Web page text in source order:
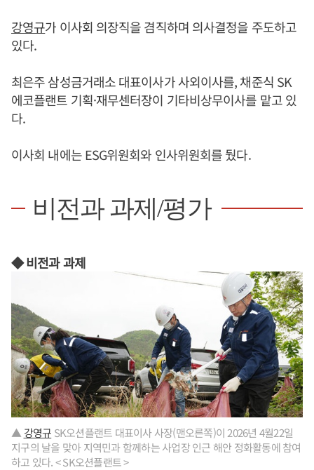
강영규가 이사회 의장직을 겸직하며 의사결정을 주도하고
있다.
최은주 삼성금거래소 대표이사가 사외이사를, 채준식 SK
에코플랜트 기획·재무센터장이 기타비상무이사를 맡고 있
다.
이사회 내에는 ESG위원회와 인사위원회를 뒀다.
비전과 과제/평가
◆ 비전과 과제
▲ 강영규 SK오션플랜트 대표이사 사장(맨오른쪽)이 2026년 4월22일
지구의 날을 맞아 지역민과 함께하는 사업장 인근 해안 정화활동에 참여
하고 있다. < SK오션플랜트 >